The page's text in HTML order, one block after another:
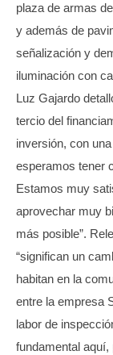
plaza de armas
y además de
señalización y
iluminación con
Luz Gajardo
tercio del
inversión, con
esperamos tener
Estamos muy
aprovechar muy
más posible”.
“significan un
habitan en la
entre la empresa
labor de
fundamental aquí,